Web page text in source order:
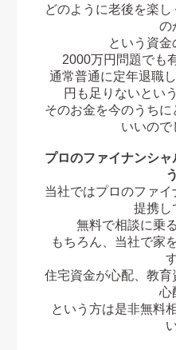
どのように老後を楽
の
という資金
2000万円問題でも
通常普通に定年退職
円も足りないとい
そのお金を今のうち
いいので
プロのファイナンシ
当社ではプロのファ
提携し
無料で相談に乗
もちろん、当社で家
住宅資金が心配、教
心
という方は是非無料